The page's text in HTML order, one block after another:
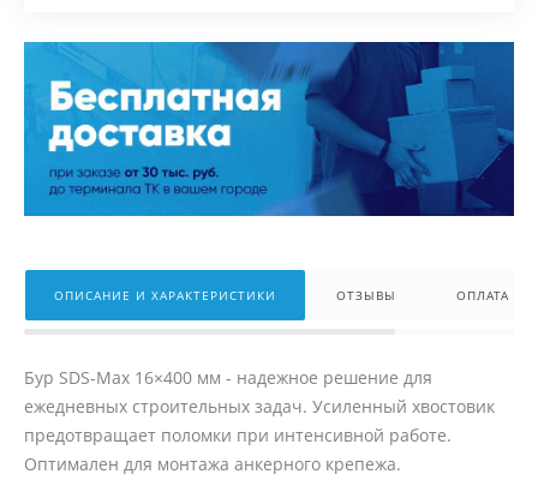
ОПИСАНИЕ И ХАРАКТЕРИСТИКИ ОТЗЫВЫ ОПЛАТА
Бур SDS-Max 16×400 мм - надежное решение для
ежедневных строительных задач. Усиленный хвостовик
предотвращает поломки при интенсивной работе.
Оптимален для монтажа анкерного крепежа.